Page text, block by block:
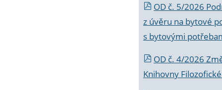
OD č. 5/2026
z úvěru na bytové
s bytovými
OD č. 4/2026
Knihovny